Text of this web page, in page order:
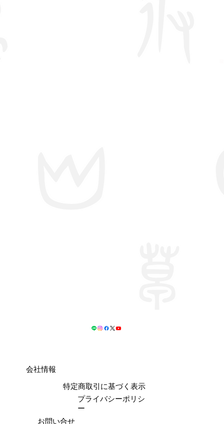
会社情報
特定商取引に基づく表示
お問い合せ
プライバシーポリシ
ー